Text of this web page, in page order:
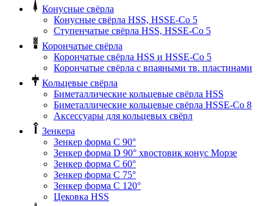
Конусные свёрла
Конусные свёрла HSS, HSSE-Co 5
Ступенчатые свёрла HSS, HSSE-Co 5
Корончатые свёрла
Корончатые свёрла HSS и HSSE-Co 5
Корончатые свёрла с впаяными тв. пластинами
Кольцевые свёрла
Биметаллические кольцевые свёрла HSS
Биметаллические кольцевые свёрла HSSE-Co 8
Аксессуары для кольцевых свёрл
Зенкера
Зенкер форма С 90°
Зенкер форма D 90° хвостовик конус Морзе
Зенкер форма С 60°
Зенкер форма С 75°
Зенкер форма С 120°
Цековка HSS